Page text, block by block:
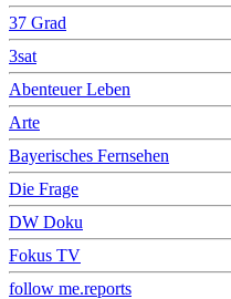
37 Grad
3sat
Abenteuer Leben
Arte
Bayerisches Fernsehen
Die Frage
DW Doku
Fokus TV
follow me.reports